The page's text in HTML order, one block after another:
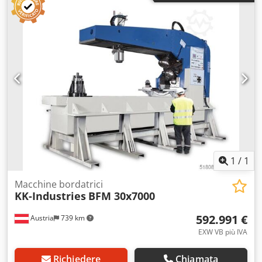
costo aggiuntivo sulla macchina Chodpfsb Hqbcjx Abisa
Struttura stabile e robusta, con design moderno Le
macchine per piegatura Prod-Masz sono ideali per la
produzione di diversi tipi di pieghe. Fornite con 4 coppie di
rulli per piegatura e bordatura. Dotate di cuscinetti per un
posizionamento preciso degli alberi. Saremo lieti di
ricevere la vostra richiesta! Emettiamo fatture con aliquota
IVA dello 0% (fornitura intracomunitaria) e del 19%.
1 / 1
Austria 739 km
Macchine bordatrici
KK-Industries BFM 30x7000
592.991 €
EXW VB più IVA
Richiedere Chiamata